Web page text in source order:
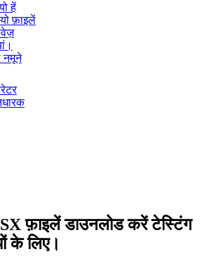
हें
फ़ाइलें
नमूने
फ़ाइलें डाउनलोड करें टेस्टिंग
के लिए।